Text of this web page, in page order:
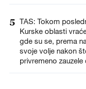
5 TAS: Tokom
Kurske oblasti
gde su se, prema
svoje volje nakon
privremeno